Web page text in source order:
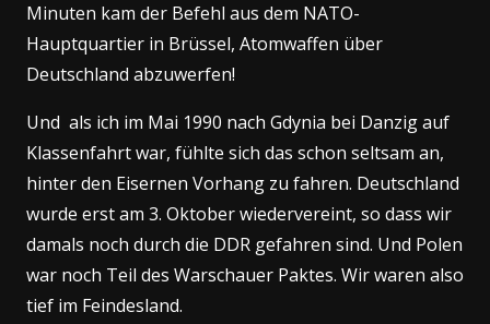
Minuten kam der Befehl aus dem NATO-
Hauptquartier in Brüssel, Atomwaffen über
Deutschland abzuwerfen!
Und als ich im Mai 1990 nach Gdynia bei Danzig auf
Klassenfahrt war, fühlte sich das schon seltsam an,
hinter den Eisernen Vorhang zu fahren. Deutschland
wurde erst am 3. Oktober wiedervereint, so dass wir
damals noch durch die DDR gefahren sind. Und Polen
war noch Teil des Warschauer Paktes. Wir waren also
tief im Feindesland.